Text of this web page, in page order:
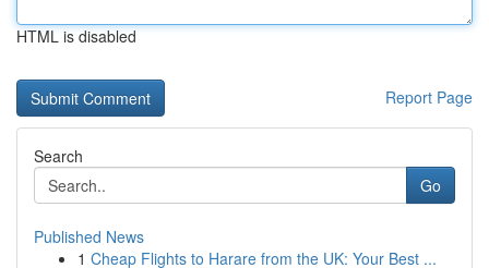
HTML is disabled
Report Page
Search
Go
Published News
1 Cheap Flights to Harare from the UK: Your Best ...